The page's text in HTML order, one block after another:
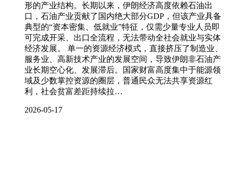
形的产业结构。长期以来，伊朗经济高度依赖石油出
口，石油产业贡献了国内绝大部分GDP，但该产业具备
典型的“资本密集、低就业”特征，仅需少量专业人员即
可完成开采、出口全流程，无法带动全社会就业与实体
经济发展。 单一的资源经济模式，直接挤压了制造业、
服务业、高新技术产业的发展空间，导致伊朗非石油产
业长期空心化、发展滞后。国家财富高度集中于能源领
域及少数掌控资源的圈层，普通民众无法共享资源红
利，社会贫富差距持续拉…
2026-05-17